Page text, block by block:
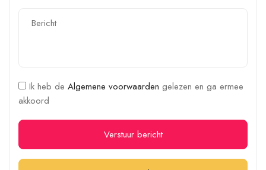
Ik heb de Algemene voorwaarden gelezen en ga ermee
akkoord
Verstuur bericht